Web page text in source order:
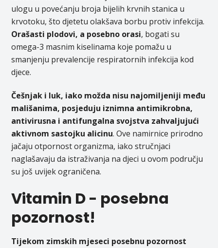
ulogu u povećanju broja bijelih krvnih stanica u
krvotoku, što djetetu olakšava borbu protiv infekcija.
Orašasti plodovi, a posebno orasi, bogati su
omega-3 masnim kiselinama koje pomažu u
smanjenju prevalencije respiratornih infekcija kod
djece.
Češnjak i luk, iako možda nisu najomiljeniji među
mališanima, posjeduju iznimna antimikrobna,
antivirusna i antifungalna svojstva zahvaljujući
aktivnom sastojku alicinu. Ove namirnice prirodno
jačaju otpornost organizma, iako stručnjaci
naglašavaju da istraživanja na djeci u ovom području
su još uvijek ograničena.
Vitamin D - posebna
pozornost!
Tijekom zimskih mjeseci posebnu pozornost